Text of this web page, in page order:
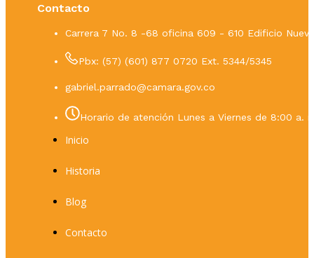
Contacto
Carrera 7 No. 8 -68 oficina 609 - 610 Edificio
Pbx: (57) (601) 877 0720 Ext. 5344/5345
gabriel.parrado@camara.gov.co
Horario de atención Lunes a Viernes de 8:00 a.
Inicio
Historia
Blog
Contacto